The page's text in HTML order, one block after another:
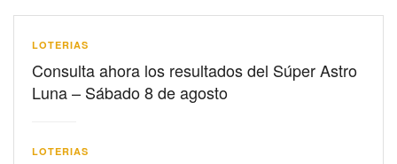
LOTERIAS
Consulta ahora los resultados del Súper Astro
Luna – Sábado 8 de agosto
LOTERIAS